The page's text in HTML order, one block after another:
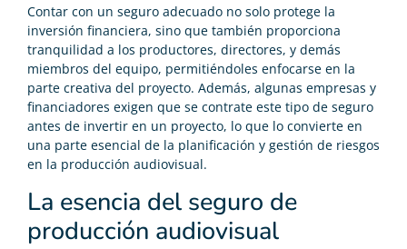
Contar con un seguro adecuado no solo protege la
inversión financiera, sino que también proporciona
tranquilidad a los productores, directores, y demás
miembros del equipo, permitiéndoles enfocarse en la
parte creativa del proyecto. Además, algunas empresas y
financiadores exigen que se contrate este tipo de seguro
antes de invertir en un proyecto, lo que lo convierte en
una parte esencial de la planificación y gestión de riesgos
en la producción audiovisual.
La esencia del seguro de
producción audiovisual